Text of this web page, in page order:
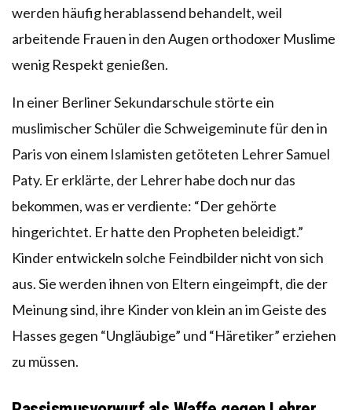
werden häufig herablassend behandelt, weil
arbeitende Frauen in den Augen orthodoxer Muslime
wenig Respekt genießen.
In einer Berliner Sekundarschule störte ein
muslimischer Schüler die Schweigeminute für den in
Paris von einem Islamisten getöteten Lehrer Samuel
Paty. Er erklärte, der Lehrer habe doch nur das
bekommen, was er verdiente: “Der gehörte
hingerichtet. Er hatte den Propheten beleidigt.”
Kinder entwickeln solche Feindbilder nicht von sich
aus. Sie werden ihnen von Eltern eingeimpft, die der
Meinung sind, ihre Kinder von klein an im Geiste des
Hasses gegen “Ungläubige” und “Häretiker” erziehen
zu müssen.